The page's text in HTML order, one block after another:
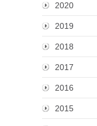
2020
2019
2018
2017
2016
2015